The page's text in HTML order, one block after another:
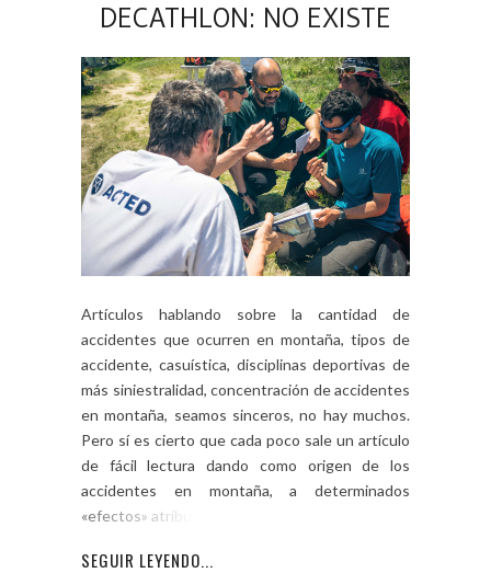
DECATHLON: NO EXISTE
Artículos hablando sobre la cantidad de
accidentes que ocurren en montaña, tipos de
accidente, casuística, disciplinas deportivas de
más siniestralidad, concentración de accidentes
en montaña, seamos sinceros, no hay muchos.
Pero sí es cierto que cada poco sale un artículo
de fácil lectura dando como origen de los
accidentes en montaña, a determinados
«efectos» atribuidos […]
SEGUIR LEYENDO...